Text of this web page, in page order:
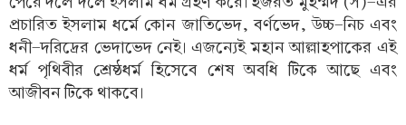
প্রচারিত ইসলাম ধর্মে কোন জাতিভেদ, বর্ণভেদ, উচ্চ-নিচ এবং
ধনী-দরিদ্রের ভেদাভেদ নেই। এজন্যেই মহান আল্লাহপাকের এই
ধর্ম পৃথিবীর শ্রেষ্ঠধর্ম হিসেবে শেষ অবধি টিকে আছে এবং
আজীবন টিকে থাকবে।